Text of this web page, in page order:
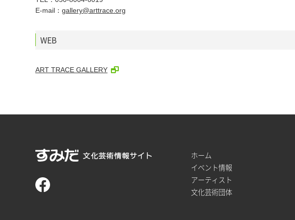
E-mail： gallery@arttrace.org
WEB
ART TRACE GALLERY
ホーム
イベント情報
アーティスト
文化芸術団体